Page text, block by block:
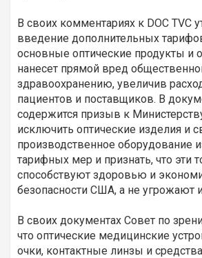
В своих комментариях к DOC TVC
введение дополнительных
основные оптические продукты и
нанесет прямой вред
здравоохранению, увеличив
пациентов и поставщиков. В
содержится призыв к
исключить оптические изделия и
производственное оборудование
тарифных мер и признать, что эти
способствуют здоровью и
безопасности США, а не угрожают
В своих документах Совет по
что оптические медицинские
очки, контактные линзы и